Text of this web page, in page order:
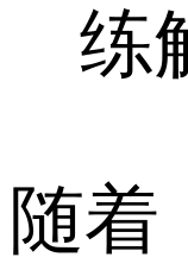
练
随着